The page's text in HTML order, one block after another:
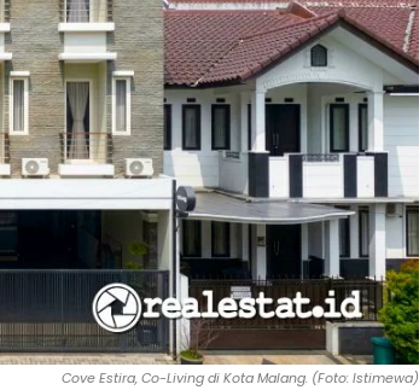
Cove Estira, Co-Living di Kota Malang. (Foto: Istimewa)